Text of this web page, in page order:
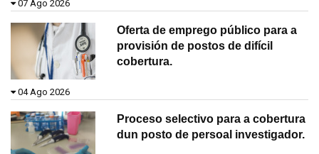
07 Ago 2026
Oferta de emprego público para a
provisión de postos de difícil
cobertura.
04 Ago 2026
Proceso selectivo para a cobertura
dun posto de persoal investigador.